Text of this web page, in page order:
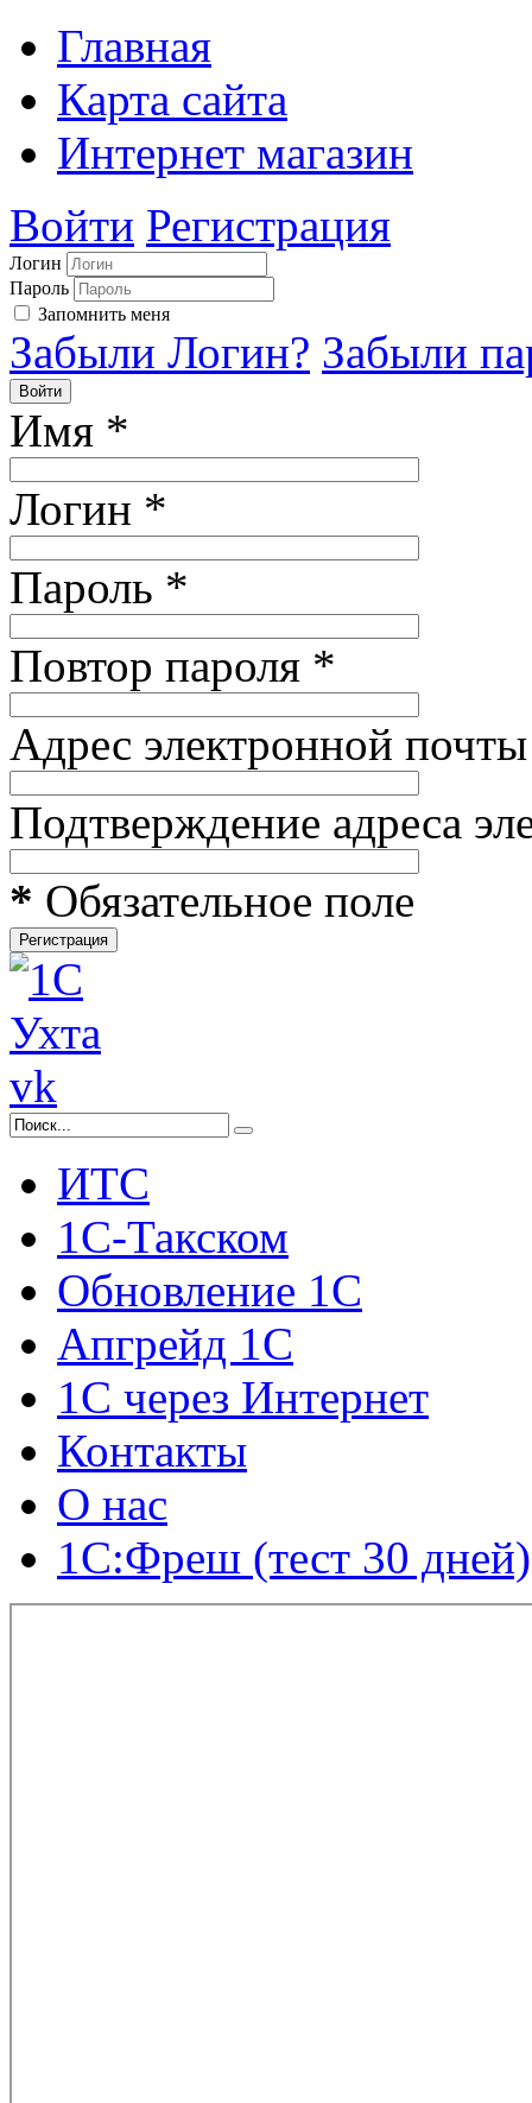
Главная
Карта сайта
Интернет магазин
Войти Регистрация
Логин
Пароль
Запомнить меня
Забыли Логин? Забыли
Войти
Имя *
Логин *
Пароль *
Повтор пароля *
Адрес электронной почты
Подтверждение адреса
* Обязательное поле
Регистрация
vk
ИТС
1С-Такском
Обновление 1С
Апгрейд 1С
1С через Интернет
Контакты
О нас
1С:Фреш (тест 30 дней)